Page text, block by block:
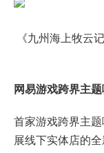
啡与饮品的出品监
鑫详细诠释了易
的首家旗舰店将
网